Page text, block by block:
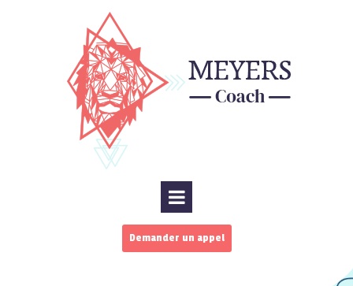
Demander un appel